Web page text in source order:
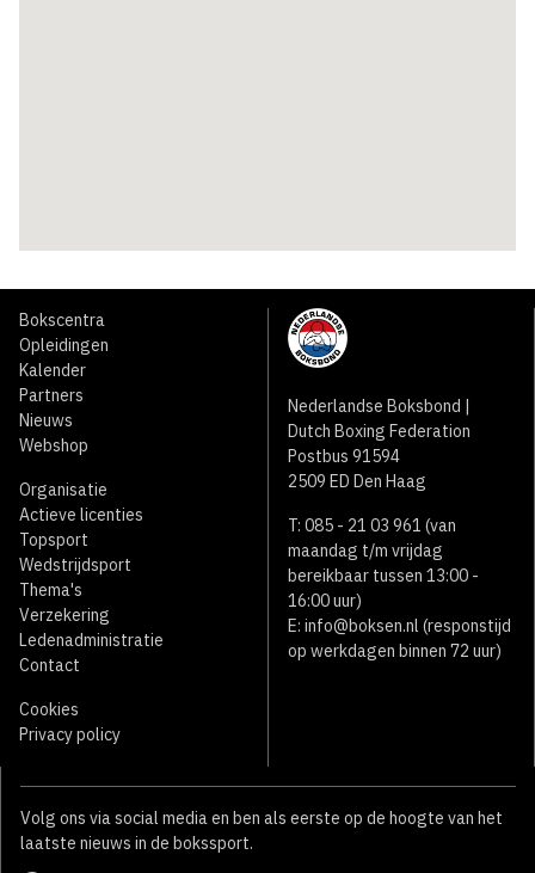
Bokscentra
Opleidingen
Kalender
Partners
Nieuws
Webshop
Organisatie
Actieve licenties
Topsport
Wedstrijdsport
Thema's
Verzekering
Ledenadministratie
Contact
Cookies
Privacy policy
Nederlandse Boksbond |
Dutch Boxing Federation
Postbus 91594
2509 ED Den Haag
T: 085 - 21 03 961 (van
maandag t/m vrijdag
bereikbaar tussen 13:00 -
16:00 uur)
E: info@boksen.nl (responstijd
op werkdagen binnen 72 uur)
Volg ons via social media en ben als eerste op de hoogte van het
laatste nieuws in de bokssport.